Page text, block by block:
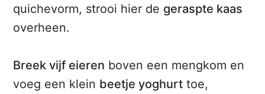
quichevorm, strooi hier de geraspte kaas
overheen.
Breek vijf eieren boven een mengkom en
voeg een klein beetje yoghurt toe,